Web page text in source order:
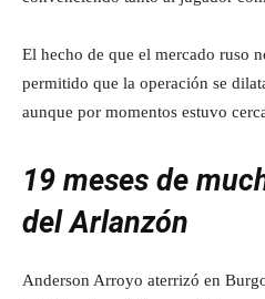
El hecho de que el mercado ruso
permitido que la operación se
aunque por momentos estuvo
19 meses de
del Arlanzón
Anderson Arroyo aterrizó en